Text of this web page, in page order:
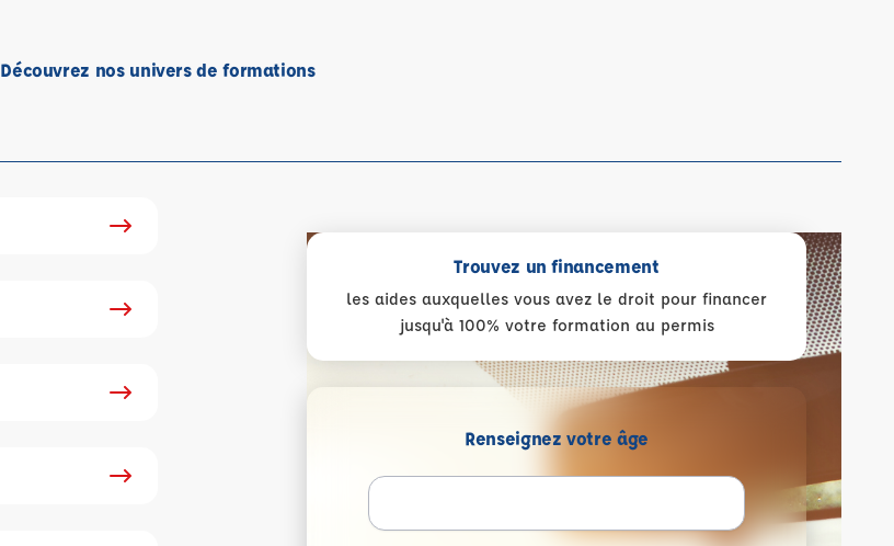
Découvrez nos univers de formations
Trouvez un financement
les aides auxquelles vous avez le droit pour financer
jusqu'à 100% votre formation au permis
Renseignez votre âge